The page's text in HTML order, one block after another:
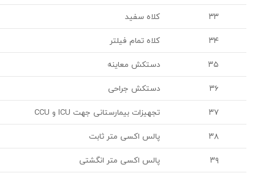
۳۳
کلاه سفید
۳۴
کلاه تمام فیلتر
دستکش معاینه
دستکش جراحی
۳۷
تجهیزات بیمارستانی جهت ICU و CCU
۳۸
پالس اکسی متر ثابت
پالس اکسی متر انگشتی